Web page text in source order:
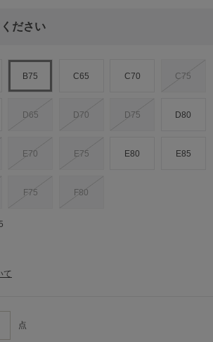
ださい
B75 C65 C70 C75
D65 D70 D75 D80
E70 E75 E80 E85
F75 F80
て
点